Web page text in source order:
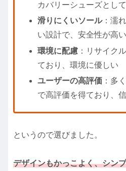
カバリーシューズとし
滑りにくいソール：濡
い設計で、安全性が高い
環境に配慮 ：リサイク
ており、環境に優しい
ユーザーの高評価 ：多
で高評価を得ており、
というので選びました。
デザインもかっこよく、シン